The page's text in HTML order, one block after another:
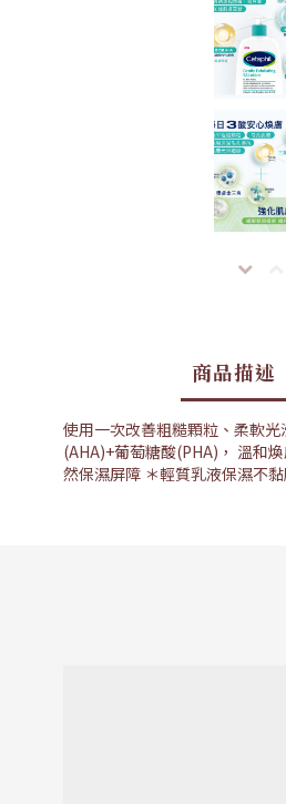
商品描述
使用一次改善粗糙顆粒、柔軟
(AHA)+葡萄糖酸(PHA)， 溫和
然保濕屏障 ＊輕質乳液保濕不